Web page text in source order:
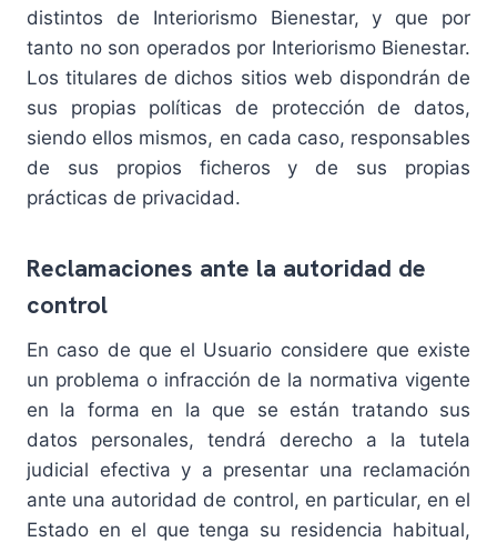
distintos de Interiorismo Bienestar, y que por
tanto no son operados por Interiorismo Bienestar.
Los titulares de dichos sitios web dispondrán de
sus propias políticas de protección de datos,
siendo ellos mismos, en cada caso, responsables
de sus propios ficheros y de sus propias
prácticas de privacidad.
Reclamaciones ante la autoridad de
control
En caso de que el Usuario considere que existe
un problema o infracción de la normativa vigente
en la forma en la que se están tratando sus
datos personales, tendrá derecho a la tutela
judicial efectiva y a presentar una reclamación
ante una autoridad de control, en particular, en el
Estado en el que tenga su residencia habitual,